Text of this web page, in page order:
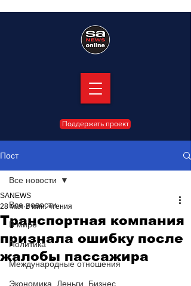
Поддержать проект
Пост
Все новости
В мире
Политика
Международные отношения
Экономика. Деньги. Бизнес
Все новости
Транспортная компания
признала ошибку после
жалобы пассажира
SANEWS
28 мая 2 мин. чтения